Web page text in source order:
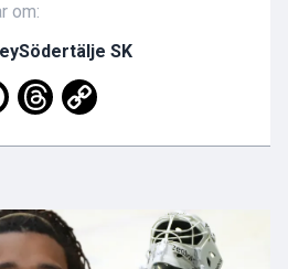
om:
Södertälje SK